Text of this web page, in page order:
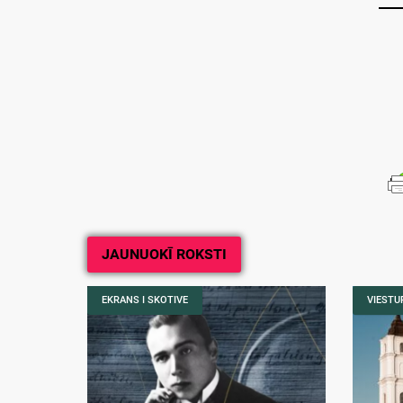
JAUNUOKĪ ROKSTI
EKRANS I SKOTIVE